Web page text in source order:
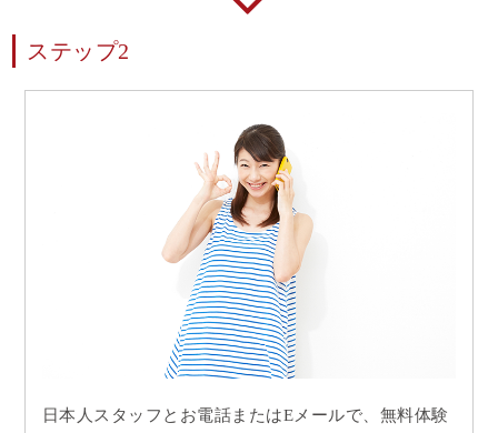
ステップ2
日本人スタッフとお電話またはEメールで、無料体験